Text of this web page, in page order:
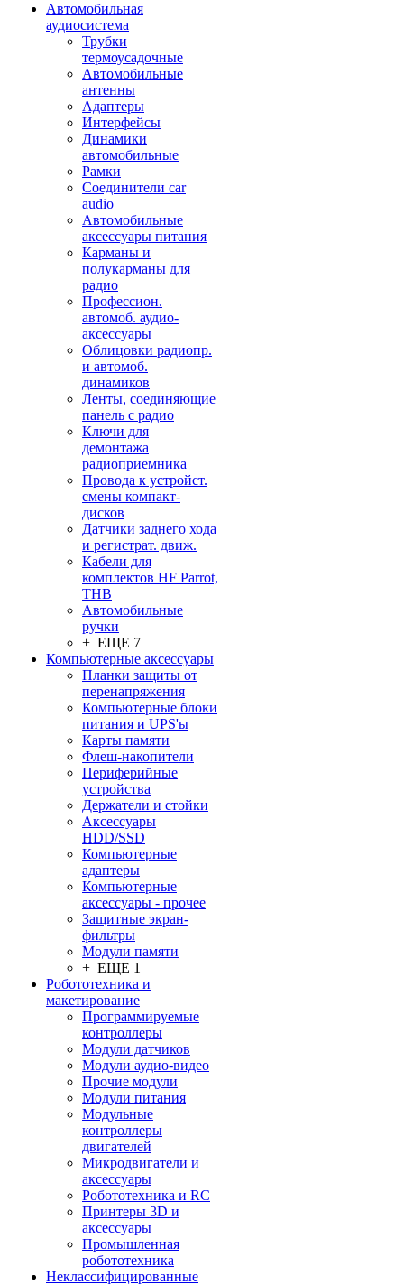
Автомобильная
аудиосистема
Трубки
термоусадочные
Автомобильные
антенны
Адаптеры
Интерфейсы
Динамики
автомобильные
Рамки
Соединители car
audio
Автомобильные
аксессуары питания
Карманы и
полукарманы для
радио
Профессион.
автомоб. аудио-
аксессуары
Облицовки радиопр.
и автомоб.
динамиков
Ленты, соединяющие
панель с радио
Ключи для
демонтажа
радиоприемника
Провода к устройст.
смены компакт-
дисков
Датчики заднего хода
и регистрат. движ.
Кабели для
комплектов HF Parrot,
THB
Автомобильные
ручки
+ ЕЩЕ 7
Компьютерные аксессуары
Планки защиты от
перенапряжения
Компьютерные блоки
питания и UPS'ы
Карты памяти
Флеш-накопители
Периферийные
устройства
Держатели и стойки
Аксессуары
HDD/SSD
Компьютерные
адаптеры
Компьютерные
аксессуары - прочее
Защитные экран-
фильтры
Модули памяти
+ ЕЩЕ 1
Робототехника и
макетирование
Программируемые
контроллеры
Модули датчиков
Модули аудио-видео
Прочие модули
Модули питания
Модульные
контроллеры
двигателей
Микродвигатели и
аксессуары
Робототехника и RC
Принтеры 3D и
аксессуары
Промышленная
робототехника
Неклассифицированные